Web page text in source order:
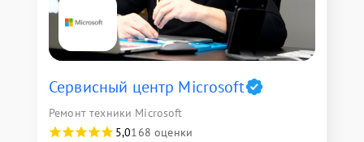
Сервисный центр Microsoft
Ремонт техники Microsoft
5,0168 оценки